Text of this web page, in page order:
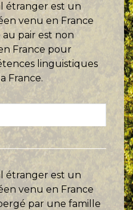
étranger est un
venu en France
pair est non
France pour
linguistiques
France.
étranger est un
venu en France
par une famille